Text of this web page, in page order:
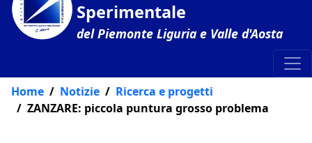
Sperimentale
del Piemonte Liguria e Valle d'Aosta
Home Notizie
Ricerca e progetti
ZANZARE: piccola puntura grosso problema